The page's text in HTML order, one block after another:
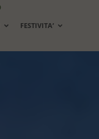
FESTIVITA’